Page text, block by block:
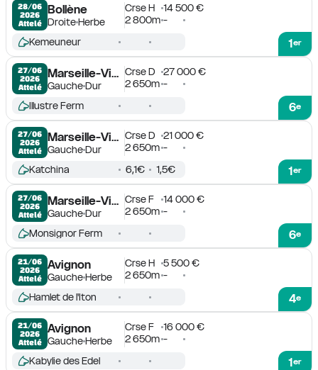
28/06
2026
Attelé
Bollène
DroiteHerbe
Crse H
14 500 €
2 800m -
1er
Kemeuneur
27/06
2026
Attelé
Marseille-Vivaux
GaucheDur
Crse D
27 000 €
2 650m -
6e
Illustre Ferm
27/06
2026
Attelé
Marseille-Vivaux
GaucheDur
Crse D
21 000 €
2 650m -
1er
Katchina 6,1€ 1,5€
27/06
2026
Attelé
Marseille-Vivaux
GaucheDur
Crse F
14 000 €
2 650m -
6e
Monsignor Ferm
21/06
2026
Attelé
Avignon
GaucheHerbe
Crse H
5 500 €
2 650m -
4e
Hamlet de l'Iton
21/06
2026
Attelé
Avignon
GaucheHerbe
Crse F
16 000 €
2 650m -
1er
Kabylie des Edel